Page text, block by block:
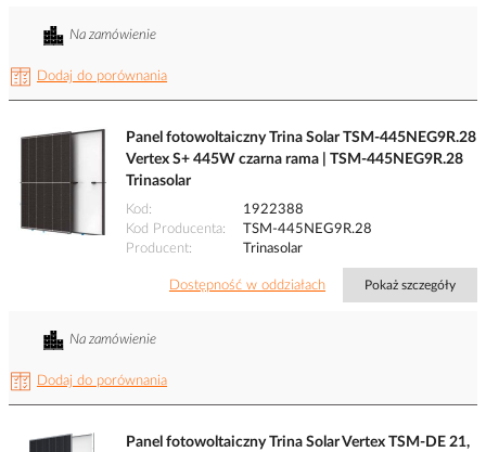
Dodaj do porównania
Na zamówienie
Panel fotowoltaiczny Trina Solar TSM-445NEG9R.28
Vertex S+ 445W czarna rama | TSM-445NEG9R.28
Trinasolar
Kod
1922388
Kod Producenta
TSM-445NEG9R.28
Producent
Trinasolar
Dostępność w oddziałach Pokaż szczegóły
Dodaj do porównania
Na zamówienie
Panel fotowoltaiczny Trina Solar Vertex TSM-DE 21,